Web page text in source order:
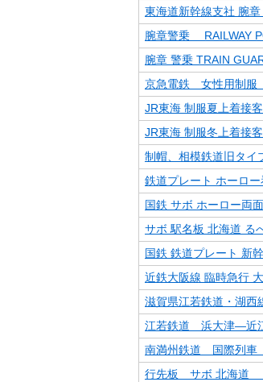
東海道新幹線支社 腕
腕章警乗 RAILWAY
腕章 警乗 TRAIN
京急電鉄 女性用制
JR東海 制服夏上着接
JR東海 制服冬上着接
制帽、相模鉄道旧タイ
鉄道プレート ホーロ
国鉄 サボ ホーロー両
サボ 駅名板 北海道 る
国鉄 鉄道プレート 新
近鉄大阪線 臨時急行
滋賀県江若鉄道・湖
江若鉄道 浜大津―近
南満州鉄道 国際列
行先板 サボ 北海道